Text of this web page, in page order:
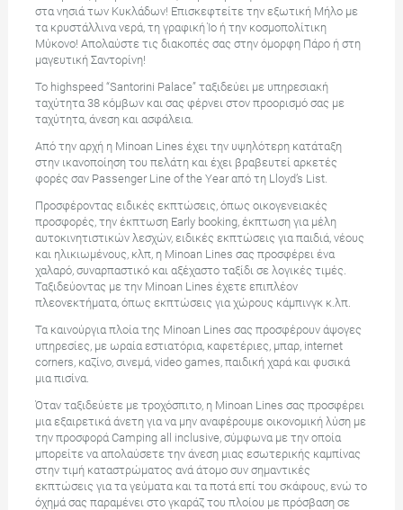
στα νησιά των Κυκλάδων! Επισκεφτείτε την εξωτική Μήλο με
τα κρυστάλλινα νερά, τη γραφική Ίο ή την κοσμοπολίτικη
Μύκονο! Απολαύστε τις διακοπές σας στην όμορφη Πάρο ή στη
μαγευτική Σαντορίνη!
Το highspeed “Santorini Palace” ταξιδεύει με υπηρεσιακή
ταχύτητα 38 κόμβων και σας φέρνει στον προορισμό σας με
ταχύτητα, άνεση και ασφάλεια.
Από την αρχή η Minoan Lines έχει την υψηλότερη κατάταξη
στην ικανοποίηση του πελάτη και έχει βραβευτεί αρκετές
φορές σαν Passenger Line of the Year από τη Lloyd’s List.
Προσφέροντας ειδικές εκπτώσεις, όπως οικογενειακές
προσφορές, την έκπτωση Early booking, έκπτωση για μέλη
αυτοκινητιστικών λεσχών, ειδικές εκπτώσεις για παιδιά, νέους
και ηλικιωμένους, κλπ, η Minoan Lines σας προσφέρει ένα
χαλαρό, συναρπαστικό και αξέχαστο ταξίδι σε λογικές τιμές.
Ταξιδεύοντας με την Minoan Lines έχετε επιπλέον
πλεονεκτήματα, όπως εκπτώσεις για χώρους κάμπινγκ κ.λπ.
Τα καινούργια πλοία της Minoan Lines σας προσφέρουν άψογες
υπηρεσίες, με ωραία εστιατόρια, καφετέριες, μπαρ, internet
corners, καζίνο, σινεμά, video games, παιδική χαρά και φυσικά
μια πισίνα.
Όταν ταξιδεύετε με τροχόσπιτο, η Minoan Lines σας προσφέρει
μια εξαιρετικά άνετη για να μην αναφέρουμε οικονομική λύση με
την προσφορά Camping all inclusive, σύμφωνα με την οποία
μπορείτε να απολαύσετε την άνεση μιας εσωτερικής καμπίνας
στην τιμή καταστρώματος ανά άτομο συν σημαντικές
εκπτώσεις για τα γεύματα και τα ποτά επί του σκάφους, ενώ το
όχημά σας παραμένει στο γκαράζ του πλοίου με πρόσβαση σε